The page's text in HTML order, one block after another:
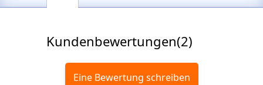
Kundenbewertungen(2)
Eine Bewertung schreiben